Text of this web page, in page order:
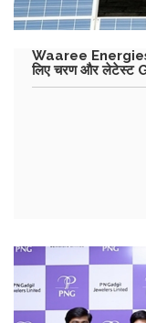
Waaree Energies
लिए चरण और लेटेस्ट